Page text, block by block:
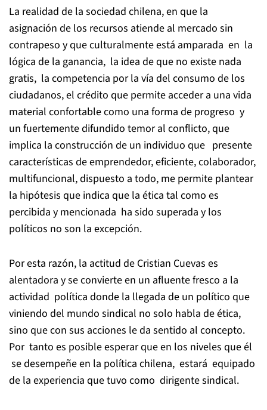
La realidad de la sociedad chilena, en que la
asignación de los recursos atiende al mercado sin
contrapeso y que culturalmente está amparada en la
lógica de la ganancia, la idea de que no existe nada
gratis, la competencia por la vía del consumo de los
ciudadanos, el crédito que permite acceder a una vida
material confortable como una forma de progreso y
un fuertemente difundido temor al conflicto, que
implica la construcción de un individuo que presente
características de emprendedor, eficiente, colaborador,
multifuncional, dispuesto a todo, me permite plantear
la hipótesis que indica que la ética tal como es
percibida y mencionada ha sido superada y los
políticos no son la excepción.
Por esta razón, la actitud de Cristian Cuevas es
alentadora y se convierte en un afluente fresco a la
actividad política donde la llegada de un político que
viniendo del mundo sindical no solo habla de ética,
sino que con sus acciones le da sentido al concepto.
Por tanto es posible esperar que en los niveles que él
se desempeñe en la política chilena, estará equipado
de la experiencia que tuvo como dirigente sindical.